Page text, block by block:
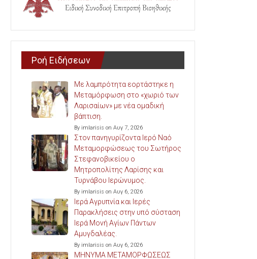
Ροή Ειδήσεων
Με λαμπρότητα εορτάστηκε η
Μεταμόρφωση στο «χωριό των
Λαρισαίων» με νέα ομαδική
βάπτιση.
By imlarisis on Αυγ 7, 2026
Στον πανηγυρίζοντα Ιερό Ναό
Μεταμορφώσεως του Σωτήρος
Στεφανοβικείου ο
Μητροπολίτης Λαρίσης και
Τυρνάβου Ιερώνυμος.
By imlarisis on Αυγ 6, 2026
Ιερά Αγρυπνία και Ιερές
Παρακλήσεις στην υπό σύσταση
Ιερά Μονή Αγίων Πάντων
Αμυγδαλέας.
By imlarisis on Αυγ 6, 2026
ΜΗΝΥΜΑ ΜΕΤΑΜΟΡΦΩΣΕΩΣ